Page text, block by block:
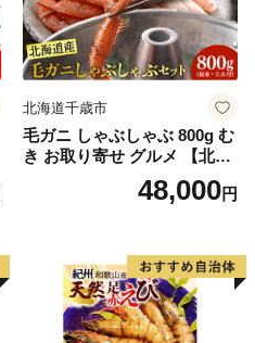
北海道千歳市
毛ガニ しゃぶしゃぶ 800g む
き お取り寄せ グルメ 【北海
道】【札幌バルナバフーズ】
48,000円